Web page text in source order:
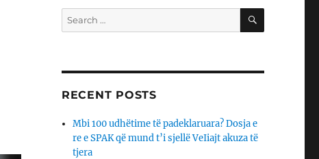
Search
for:
SEARCH
RECENT POSTS
Mbi 100 udhëtime të padeklaruara? Dosja e
re e SPAK që mund t’i sjellë VeIiajt akuza të
tjera